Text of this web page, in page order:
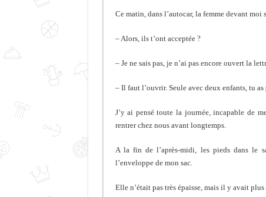
Ce matin, dans l’autocar, la femme devant moi
– Alors, ils t’ont acceptée ?
– Je ne sais pas, je n’ai pas encore ouvert la
– Il faut l’ouvrir. Seule avec deux enfants, tu
J’y ai pensé toute la journée, incapable de
rentrer chez nous avant longtemps.
A la fin de l’après-midi, les pieds dans le
l’enveloppe de mon sac.
Elle n’était pas très épaisse, mais il y avait